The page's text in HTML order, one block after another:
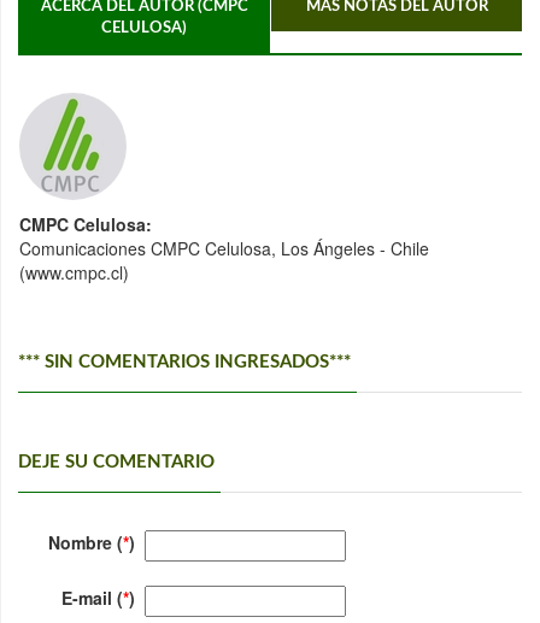
ACERCA DEL AUTOR (CMPC
CELULOSA)
MÁS NOTAS DEL AUTOR
CMPC Celulosa:
Comunicaciones CMPC Celulosa, Los Ángeles - Chile
(www.cmpc.cl)
*** SIN COMENTARIOS INGRESADOS***
DEJE SU COMENTARIO
Nombre (*)
E-mail (*)